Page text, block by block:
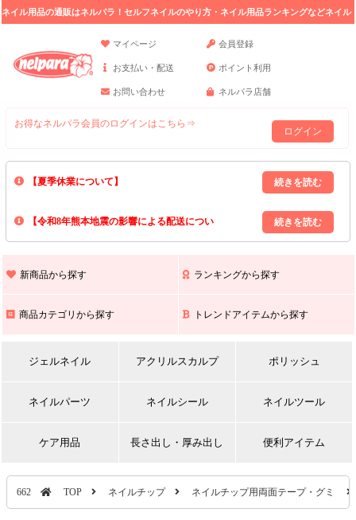
ネイル用品の通販はネルパラ！セルフネイルのやり方・ネイル用品ランキングなどネイル
マイページ
会員登録
お支払い・配送 ポイント利用
お問い合わせ ネルパラ店舗
お得なネルパラ会員のログインはこちら⇒
ログイン
【夏季休業について】
8/13(木)～8/16(日)の間｢出荷業務・お問い合わせ業務｣はお休みいたしま
上記期間中のご注文・お問い合わせは8/17(月)以降の対応となりますので
【令和8年熊本地震の影響による配送につい
また､ 九州全域でお荷物のお届けに遅延が生じております｡
新商品から探す ランキングから探す
商品カテゴリから探す トレンドアイテムから探す
ジェルネイル アクリルスカルプ ポリッシュ
ネイルパーツ ネイルシール ネイルツール
ケア用品 長さ出し・厚み出し 便利アイテム
662 TOP ネイルチップ ネイルチップ用両面テープ・グミ